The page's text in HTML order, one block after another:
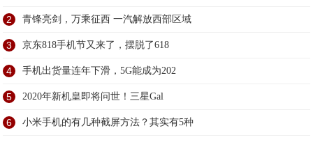
2 青锋亮剑，万乘征西 一汽解放西部区域
3 京东818手机节又来了，摆脱了618
4 手机出货量连年下滑，5G能成为202
5 2020年新机皇即将问世！三星Gal
6 小米手机的有几种截屏方法？其实有5种